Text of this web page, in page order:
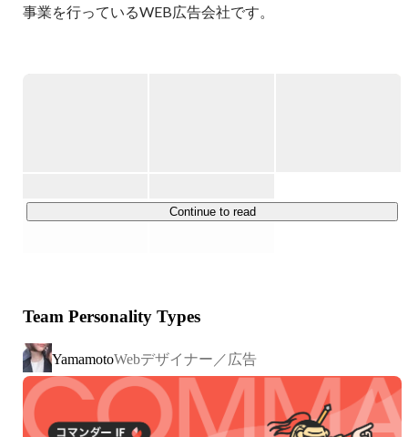
事業を行っているWEB広告会社です。
・Googleアドワーズ
・DSP広告
・その他のネット広告など
◇取扱高（広告費の金額）：1億円／2015年～2018年3
月
◇製作実績
Continue to read
Team Personality Types
YamamotoWebデザイナー／広告